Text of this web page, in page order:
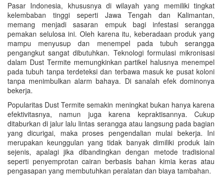
Pasar Indonesia, khususnya di wilayah yang memiliki tingkat
kelembaban tinggi seperti Jawa Tengah dan Kalimantan,
memang menjadi sasaran empuk bagi infestasi serangga
pemakan selulosa ini. Oleh karena itu, keberadaan produk yang
mampu menyusup dan menempel pada tubuh serangga
pengangkut sangat dibutuhkan. Teknologi formulasi mikronisasi
dalam Dust Termite memungkinkan partikel halusnya menempel
pada tubuh tanpa terdeteksi dan terbawa masuk ke pusat koloni
tanpa menimbulkan alarm bahaya. Di sanalah efek dominonya
bekerja.
Popularitas Dust Termite semakin meningkat bukan hanya karena
efektivitasnya, namun juga karena kepraktisannya. Cukup
ditaburkan di jalur lalu lintas serangga atau langsung pada bagian
yang dicurigai, maka proses pengendalian mulai bekerja. Ini
merupakan keunggulan yang tidak banyak dimiliki produk lain
sejenis, apalagi jika dibandingkan dengan metode tradisional
seperti penyemprotan cairan berbasis bahan kimia keras atau
pengasapan yang membutuhkan peralatan dan biaya tambahan.